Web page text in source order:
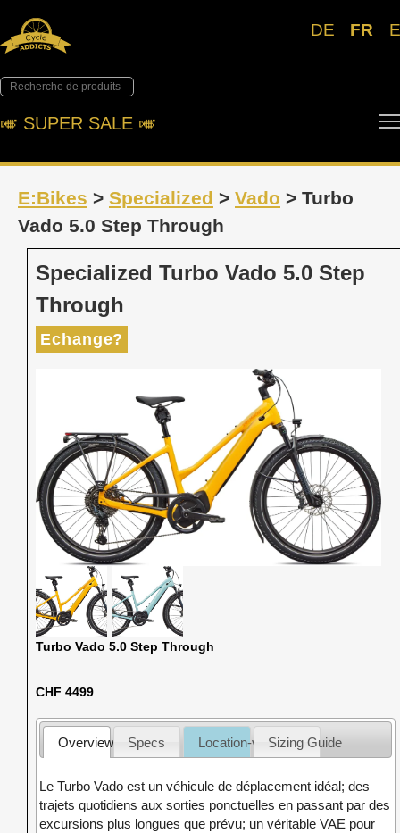
DE FR
🎺︎ SUPER SALE 🎺︎
E:Bikes > Specialized > Vado > Turbo
Vado 5.0 Step Through
Specialized Turbo Vado 5.0 Step
Through
Echange?
Turbo Vado 5.0 Step Through
CHF 4499
Overview Specs Location-venteSizing Guide
Le Turbo Vado est un véhicule de déplacement idéal; des
trajets quotidiens aux sorties ponctuelles en passant par des
excursions plus longues que prévu; un véritable VAE pour